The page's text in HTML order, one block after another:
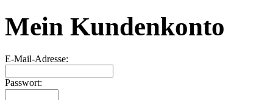
Mein Kundenkonto
E-Mail-Adresse:
Passwort: